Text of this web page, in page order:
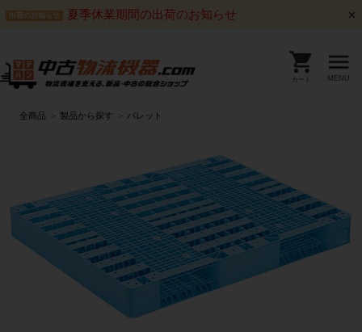
出荷のお知らせ 夏季休業期間の出荷のお知らせ
カート MENU
全商品 製品から探す パレット